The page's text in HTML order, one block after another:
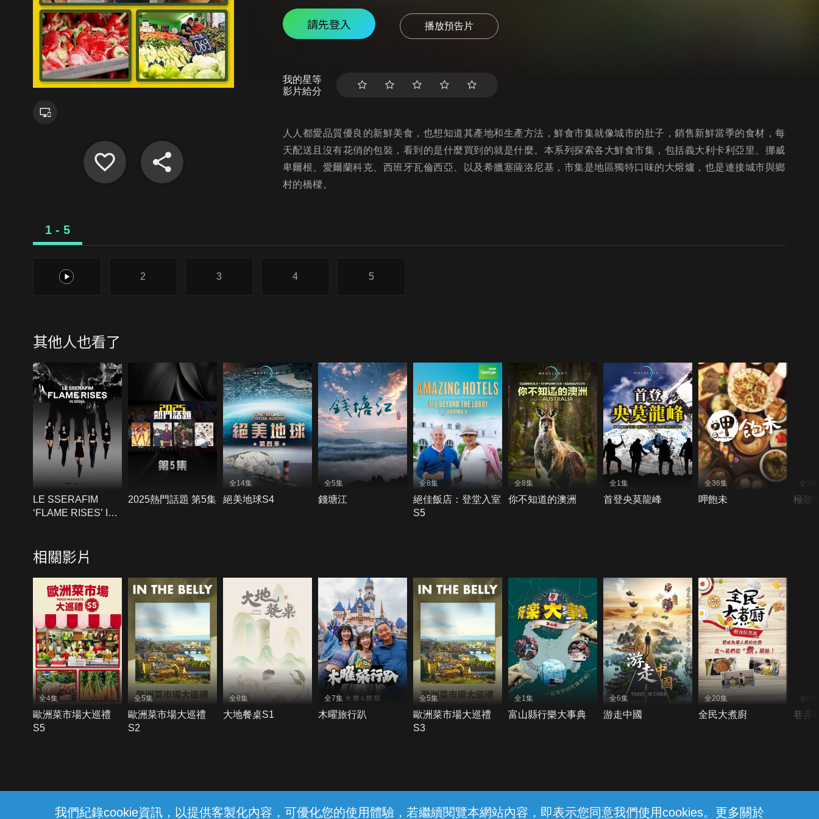
我們紀錄cookie資訊，以提供客製化內容，可優化您的使用體驗，若繼續閱覽本網站內容，即表示您同意我們使用cookies。更多關於
請先登入 播放預告片
我的星等
影片給分
人人都愛品質優良的新鮮美食，也想知道其產地和生產方法，鮮食市集就像城市的肚子，銷售新鮮當季的食材，每
天配送且沒有花俏的包裝，看到的是什麼買到的就是什麼。本系列探索各大鮮食市集，包括義大利卡利亞里、挪威
卑爾根、愛爾蘭科克、西班牙瓦倫西亞、以及希臘塞薩洛尼基，市集是地區獨特口味的大熔爐，也是連接城市與鄉
村的橋樑。
1 - 5
1 2 3 4 5
其他人也看了
LE SSERAFIM
‘FLAME RISES’ IN
2025熱門話題 第5集
全14集
絕美地球S4
全5集
錢塘江
全8集
絕佳飯店：登堂入室
S5
全8集
你不知道的澳洲
全1集
首登央莫龍峰
全36集
呷飽未
全3集
極致
相關影片
全4集
歐洲菜市場大巡禮
S5
全5集
歐洲菜市場大巡禮
S2
全8集
大地餐桌S1
全7集
木曜旅行趴
全5集
歐洲菜市場大巡禮
S3
全1集
富山縣行樂大事典
全6集
游走中國
全20集
全民大煮廚
全8集
巷弄
線上客服 服務條款 隱私權保護